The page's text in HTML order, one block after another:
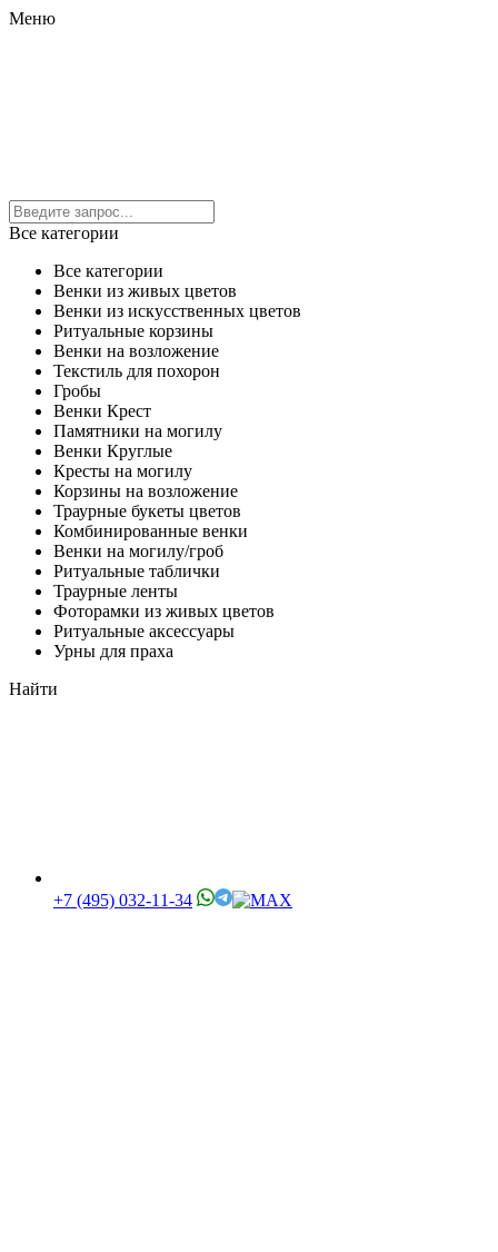
Меню
Все категории
Все категории
Венки из живых цветов
Венки из искусственных цветов
Ритуальные корзины
Венки на возложение
Текстиль для похорон
Гробы
Венки Крест
Памятники на могилу
Венки Круглые
Кресты на могилу
Корзины на возложение
Траурные букеты цветов
Комбинированные венки
Венки на могилу/гроб
Ритуальные таблички
Траурные ленты
Фоторамки из живых цветов
Ритуальные аксессуары
Урны для праха
Найти
+7 (495) 032-11-34